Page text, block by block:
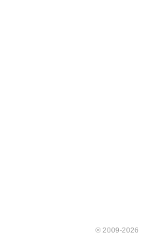
© 2009-2026